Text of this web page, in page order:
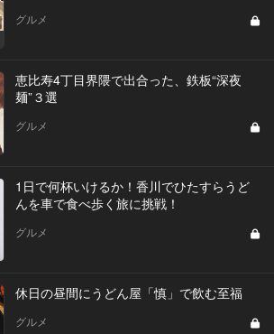
グルメ
恵比寿4丁目界隈で出合った、鉄板“深夜
麺”３選
グルメ
1日で何杯いけるか！香川でひたすらうど
んを車で食べ歩く旅に挑戦！
グルメ
休日の昼間にうどん屋「慎」で飲む至福
グルメ